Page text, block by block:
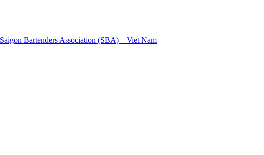
Saigon Bartenders Association (SBA) – Viet Nam